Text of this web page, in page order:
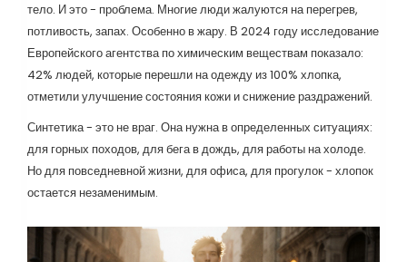
тело. И это - проблема. Многие люди жалуются на перегрев,
потливость, запах. Особенно в жару. В 2024 году исследование
Европейского агентства по химическим веществам показало:
42% людей, которые перешли на одежду из 100% хлопка,
отметили улучшение состояния кожи и снижение раздражений.
Синтетика - это не враг. Она нужна в определенных ситуациях:
для горных походов, для бега в дождь, для работы на холоде.
Но для повседневной жизни, для офиса, для прогулок - хлопок
остается незаменимым.